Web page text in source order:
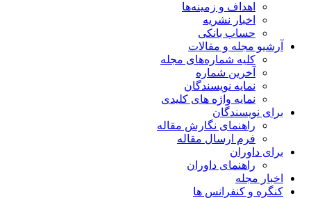
اهداف و زمینه‌ها
اخبار نشریه
حساب بانکی
آرشیو مجله و مقالات
کلیه شماره‌های مجله
آخرین شماره
نمایه نویسندگان
نمایه واژه های کلیدی
برای نویسندگان
راهنمای نگارش مقاله
فرم ارسال مقاله
برای داوران
راهنمای داوران
اخبار مجله
کنگره و کنفرانس ها